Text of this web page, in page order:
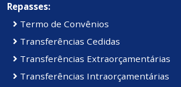
Repasses:
Termo de Convênios
Transferências Cedidas
Transferências Extraorçamentárias
Transferências Intraorçamentárias